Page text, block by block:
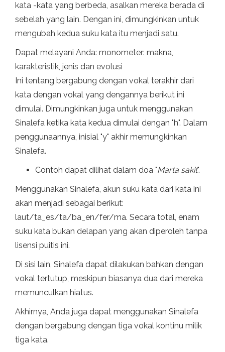
kata -kata yang berbeda, asalkan mereka berada di
sebelah yang lain. Dengan ini, dimungkinkan untuk
mengubah kedua suku kata itu menjadi satu.
Dapat melayani Anda: monometer: makna,
karakteristik, jenis dan evolusi
Ini tentang bergabung dengan vokal terakhir dari
kata dengan vokal yang dengannya berikut ini
dimulai. Dimungkinkan juga untuk menggunakan
Sinalefa ketika kata kedua dimulai dengan "h". Dalam
penggunaannya, inisial "y" akhir memungkinkan
Sinalefa.
Contoh dapat dilihat dalam doa "Marta sakit".
Menggunakan Sinalefa, akun suku kata dari kata ini
akan menjadi sebagai berikut:
laut/ta_es/ta/ba_en/fer/ma. Secara total, enam
suku kata bukan delapan yang akan diperoleh tanpa
lisensi puitis ini.
Di sisi lain, Sinalefa dapat dilakukan bahkan dengan
vokal tertutup, meskipun biasanya dua dari mereka
memunculkan hiatus.
Akhirnya, Anda juga dapat menggunakan Sinalefa
dengan bergabung dengan tiga vokal kontinu milik
tiga kata.